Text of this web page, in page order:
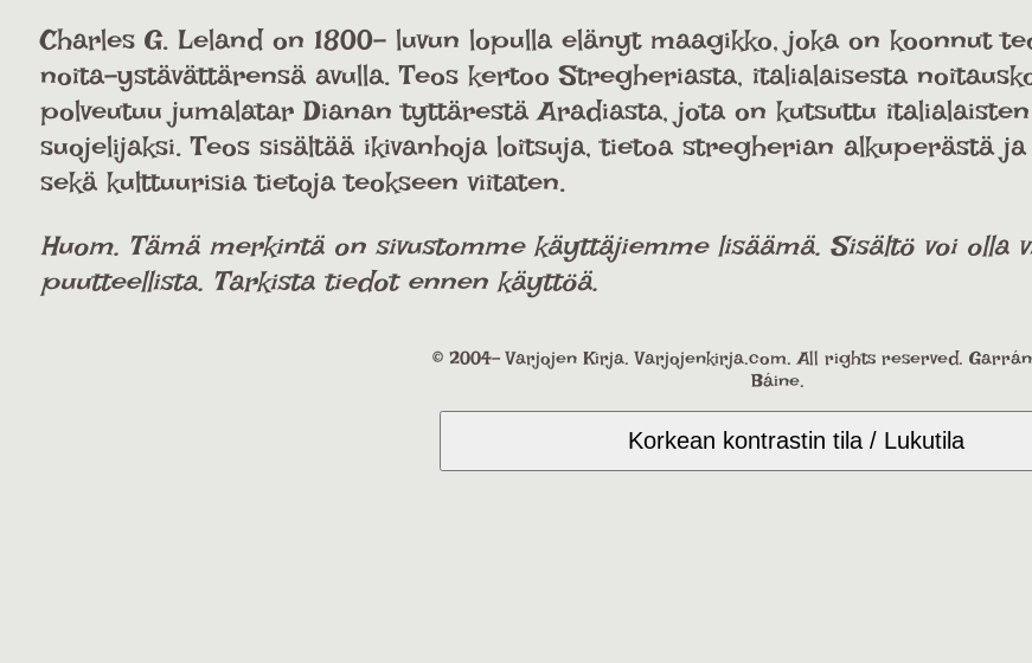
Charles G. Leland on 1800- luvun lopulla elänyt maagikko, joka on koonnut
noita-ystävättärensä avulla. Teos kertoo Stregheriasta, italialaisesta
polveutuu jumalatar Dianan tyttärestä Aradiasta, jota on kutsuttu
suojelijaksi. Teos sisältää ikivanhoja loitsuja, tietoa stregherian alkuperästä
sekä kulttuurisia tietoja teokseen viitaten.
Huom. Tämä merkintä on sivustomme käyttäjiemme lisäämä. Sisältö voi olla
puutteellista. Tarkista tiedot ennen käyttöä.
© 2004- Varjojen Kirja. Varjojenkirja.com. All rights reserved.
Báine.
Korkean kontrastin tila / Lukutila